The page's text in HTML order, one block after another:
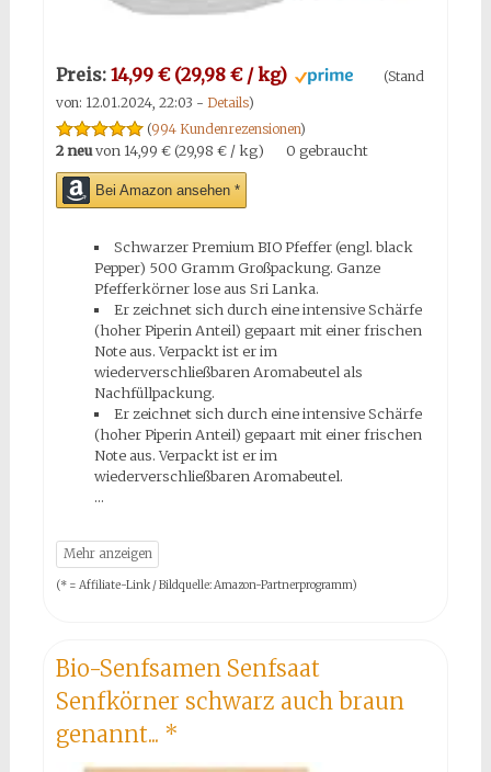
Preis: 14,99 € (29,98 € / kg)
(Stand
von: 12.01.2024, 22:03 - Details)
(994 Kundenrezensionen)
2 neuvon 14,99 € (29,98 € / kg) 0 gebraucht
Bei Amazon ansehen *
Schwarzer Premium BIO Pfeffer (engl. black
Pepper) 500 Gramm Großpackung. Ganze
Pfefferkörner lose aus Sri Lanka.
Er zeichnet sich durch eine intensive Schärfe
(hoher Piperin Anteil) gepaart mit einer frischen
Note aus. Verpackt ist er im
wiederverschließbaren Aromabeutel als
Nachfüllpackung.
Er zeichnet sich durch eine intensive Schärfe
(hoher Piperin Anteil) gepaart mit einer frischen
Note aus. Verpackt ist er im
wiederverschließbaren Aromabeutel.
(* = Affiliate-Link / Bildquelle: Amazon-Partnerprogramm)
Bio-Senfsamen Senfsaat
Senfkörner schwarz auch braun
genannt... *